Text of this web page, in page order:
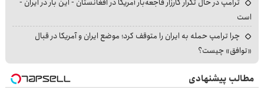
است
چرا ترامپ حمله به ایران را متوقف کرد؛ موضع ایران و آمریکا در قبال
«توافق» چیست؟
مطالب پیشنهادی